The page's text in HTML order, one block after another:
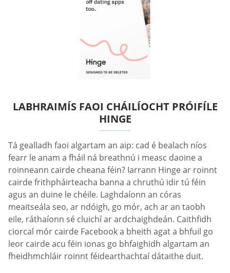
LABHRAIMÍS FAOI CHÁILÍOCHT PRÓIFÍLE
HINGE
Tá gealladh faoi algartam an aip: cad é bealach níos
fearr le anam a fháil ná breathnú i measc daoine a
roinneann cairde cheana féin? Iarrann Hinge ar roinnt
cairde frithpháirteacha banna a chruthú idir tú féin
agus an duine le chéile. Laghdaíonn an córas
meaitseála seo, ar ndóigh, go mór, ach ar an taobh
eile, ráthaíonn sé cluichí ar ardchaighdeán. Caithfidh
ciorcal mór cairde Facebook a bheith agat a bhfuil go
leor cairde acu féin ionas go bhfaighidh algartam an
fheidhmchláir roinnt féidearthachtaí dátaithe duit.